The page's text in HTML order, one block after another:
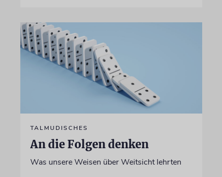
TALMUDISCHES
An die Folgen denken
Was unsere Weisen über Weitsicht lehrten